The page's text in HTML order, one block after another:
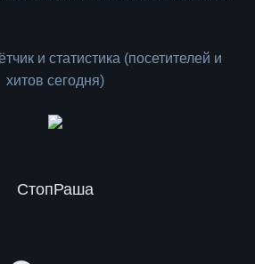
СтопРаша